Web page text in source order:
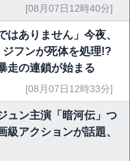
[08月07日12時40分]
はありません」今夜、
フンが死体を処理!?
の連鎖が始まる
[08月07日12時33分]
ュン主演「暗河伝」つ
級アクションが話題、